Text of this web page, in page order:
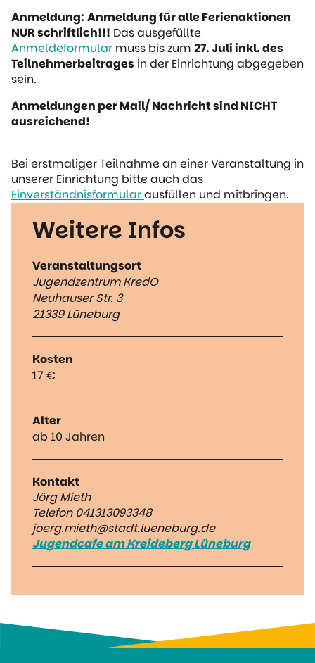
Anmeldung: Anmeldung für alle Ferienaktionen
NUR schriftlich!!! Das ausgefüllte
Anmeldeformular muss bis zum 27. Juli inkl. des
Teilnehmerbeitrages in der Einrichtung abgegeben
sein.
Anmeldungen per Mail/ Nachricht sind NICHT
ausreichend!
Bei erstmaliger Teilnahme an einer Veranstaltung in
unserer Einrichtung bitte auch das
Einverständnisformularausfüllen und mitbringen.
Weitere Infos
Veranstaltungsort
Jugendzentrum KredO
Neuhauser Str. 3
21339 Lüneburg
Kosten
17 €
Alter
ab 10 Jahren
Kontakt
Jörg Mieth
Telefon 041313093348
joerg.mieth@stadt.lueneburg.de
Jugendcafe am Kreideberg Lüneburg